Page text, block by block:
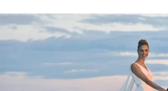
EVENTI
VIDEO